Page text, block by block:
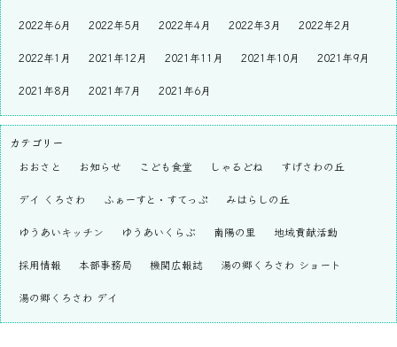
2022年6月 2022年5月 2022年4月 2022年3月 2022年2月
2022年1月 2021年12月 2021年11月 2021年10月 2021年9月
2021年8月 2021年7月 2021年6月
カテゴリー
おおさと
お知らせ こども食堂 しゃるどね すげさわの丘
デイ くろさわ ふぁーすと・すてっぷ みはらしの丘
ゆうあいキッチン ゆうあいくらぶ 南陽の里 地域貢献活動
採用情報 本部事務局 機関広報誌 湯の郷くろさわ ショート
湯の郷くろさわ デイ